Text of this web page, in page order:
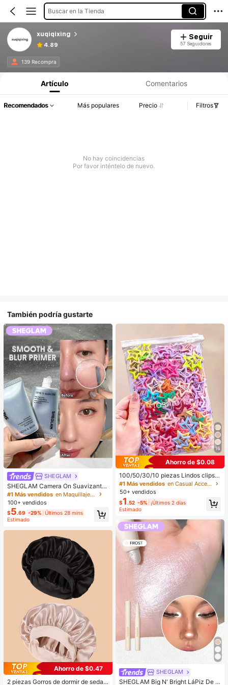
Buscar en la Tienda
xuqiqixing
4.89
Seguir
57 Seguidores
139 Recompra
Artículo Comentarios
Recomendados Más populares Precio Filtros
No hay coincidencias
Por favor inténtelo de nuevo.
También podría gustarte
SHEGLAM
SHEGLAM Camera On Suavizante
& Difuminador Prebase Marca de B
elleza Cosmética Maquillaje para
Mujeres y Niñas
#1 Más vendidos
en Maquillaje facial
100+ vendidos
$5.69 -29% Últimos 28 mins
Estimado
Ahorro de $0.47
2 piezas Gorros de dormir de seda y
16
Ahorro de $0.08
100/50/30/10 piezas Lindos clips d
e estrella de cinco puntas estilo Y2
K, clips de cabello coloridos, acces
orios básicos para el cabello - Adec
uados para niñas, uso diario en la e
scuela, fiestas, deportes, estética
#1 Más vendidos
en Casual Accesorios para el cabello de las mujere
50+ vendidos
$1 .52 -5% ¡Últimos 2 días
Estimado
SHEGLAM
SHEGLAM Big N' Bright LáPiz De O